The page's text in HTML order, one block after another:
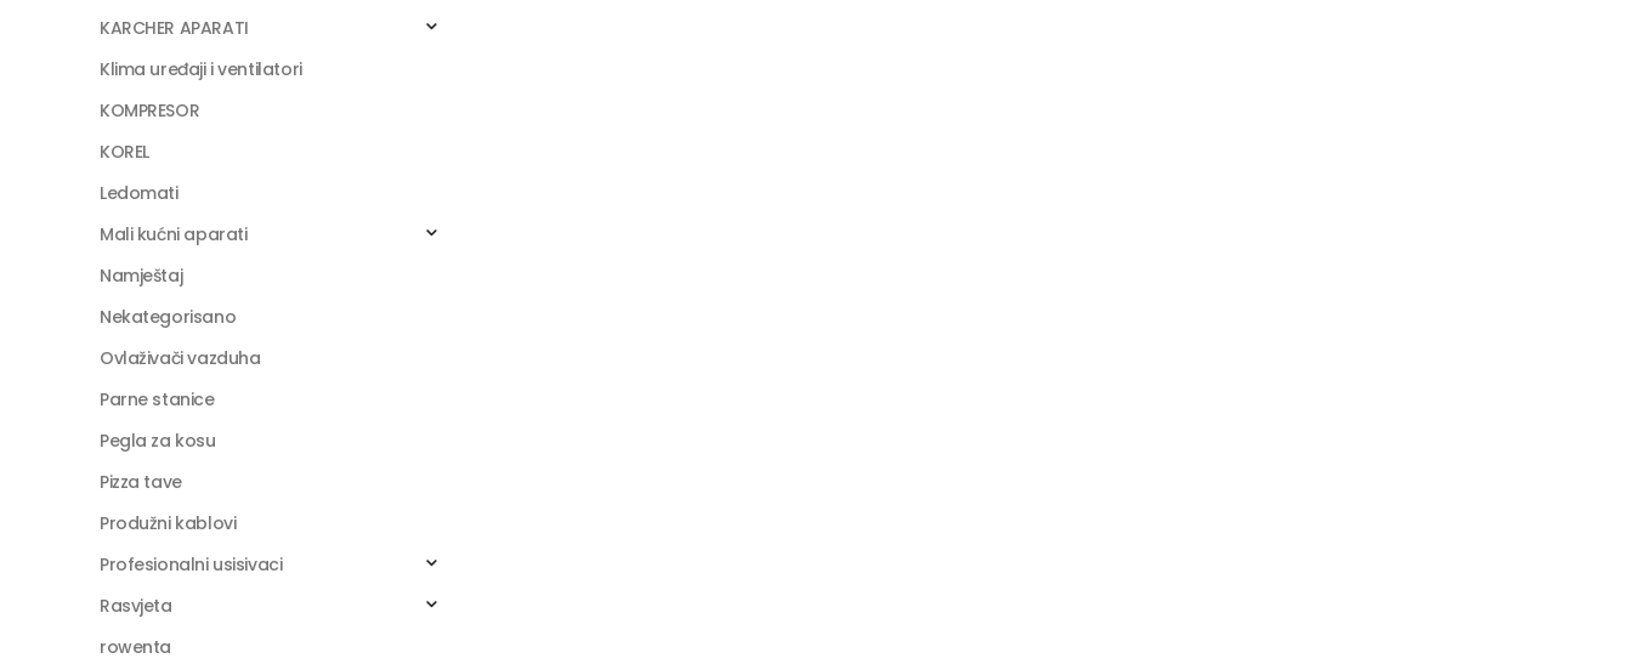
KARCHER APARATI
Klima uređaji i ventilatori
KOMPRESOR
KOREL
Ledomati
Mali kućni aparati
Namještaj
Nekategorisano
Ovlaživači vazduha
Parne stanice
Pegla za kosu
Pizza tave
Produžni kablovi
Profesionalni usisivaci
Rasvjeta
rowenta